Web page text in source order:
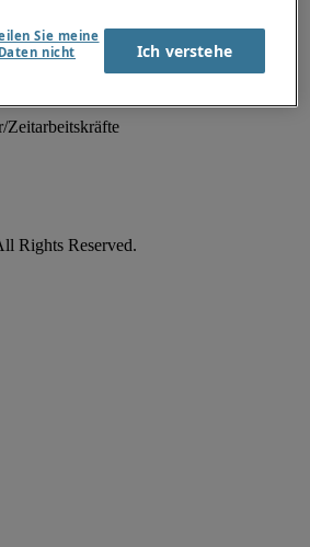
Zeitarbeitskräfte
Sie meine
nicht
Ich verstehe